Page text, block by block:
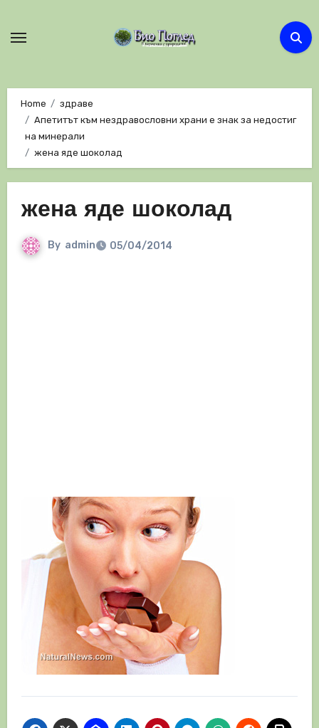
Home
здраве
Апетитът към нездравословни храни е знак за недостиг
на минерали
жена яде шоколад
жена яде шоколад
By admin 05/04/2014